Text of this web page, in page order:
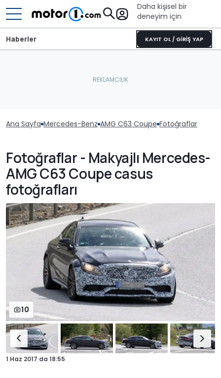
Daha kişisel bir
deneyim için
KAYIT OL / GİRİŞ YAP
Haberler
Ana Sayfa Mercedes-Benz AMG C63 Coupe Fotoğraflar
Fotoğraflar - Makyajlı Mercedes-
AMG C63 Coupe casus
fotoğrafları
10
1 Haz 2017 da 18:55